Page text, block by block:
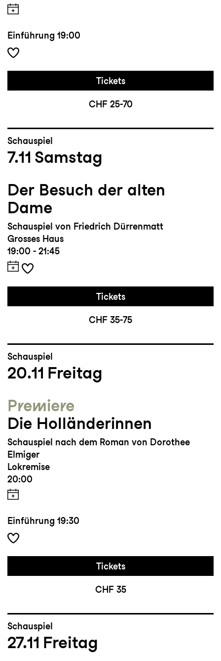
Einführung 19:00
Tickets
CHF 25-70
Schauspiel
7.11 Samstag
Der Besuch der alten
Dame
Schauspiel von Friedrich Dürrenmatt
Grosses Haus
19:00 - 21:45
Tickets
CHF 35-75
Schauspiel
20.11 Freitag
Premiere
Die Holländerinnen
Schauspiel nach dem Roman von Dorothee
Elmiger
Lokremise
20:00
Einführung 19:30
Tickets
CHF 35
Schauspiel
27.11 Freitag